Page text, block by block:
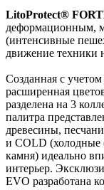
LitoProtect®
деформационным,
(интенсивные
движение техники
Созданная с
расширенная
разделена на 3
палитра
древесины,
и COLD (холодные
камня) идеально
интерьер.
EVO разработана